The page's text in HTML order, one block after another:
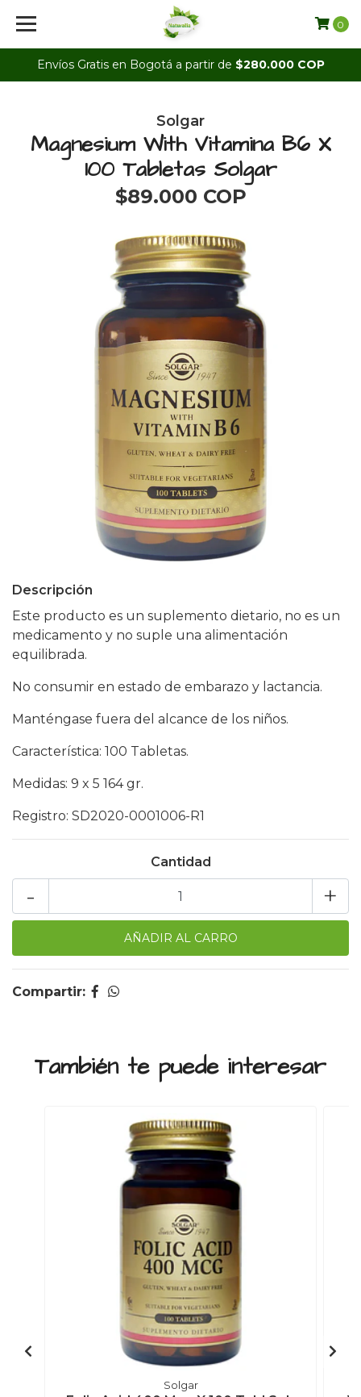
Envíos Gratis en Bogotá a partir de $280.000 COP
0
Solgar
Magnesium With Vitamina B6 X
100 Tabletas Solgar
$89.000 COP
Descripción
Este producto es un suplemento dietario, no es un
medicamento y no suple una alimentación
equilibrada.
No consumir en estado de embarazo y lactancia.
Manténgase fuera del alcance de los niños.
Característica: 100 Tabletas.
Medidas: 9 x 5 164 gr.
Registro: SD2020-0001006-R1
Cantidad
+
-
Compartir:
También te puede interesar
Solgar